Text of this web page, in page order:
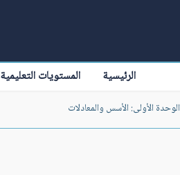
الرئيسية المستويات التعليمية
الوحدة الأولى: الأسس والمعادلات